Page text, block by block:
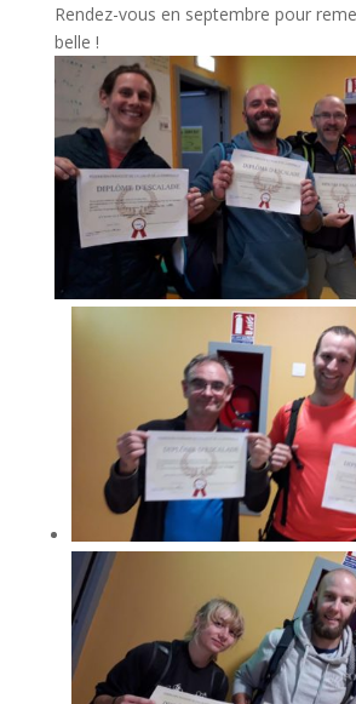
Rendez-vous en septembre pour
belle !